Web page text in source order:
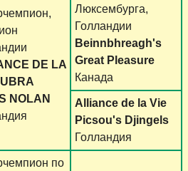
DE LA
NOLAN
Люксембурга,
Голландии
Beinnbhreagh's
Great Pleasure
Канада
Alliance de la Vie
Picsou's Djingels
Голландия
по